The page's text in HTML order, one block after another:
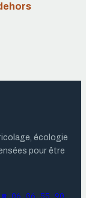
écologie
pour être